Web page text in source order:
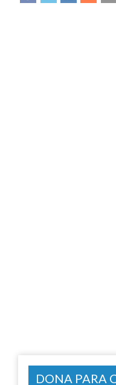
DONA PARA